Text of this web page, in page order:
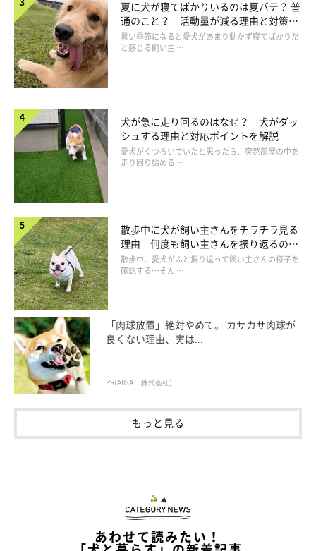
大きな音でパニックを起こし熱中症に
宅後に様子を見に行くと外の犬舎の中には暴れまわった痕跡があ
り、愛犬は体が熱いまま脱糞して倒れていました。（愛知／8
才・シベリアン・ハスキーの飼い主さん）
夏に犬が寝てばかりいるのは夏バテ？ 普
通のこと？ 活動量が減る理由と対策と
は
暑い季節になると愛犬があまり動かず寝てばかりだ
と感じる飼い主 …
犬が急に走り回るのはなぜ？ 犬がダッ
シュする理由と対応ポイントを解説
愛犬がくつろいでいたと思ったら、突然部屋の中を
走り回り始める …
散歩中に犬が飼い主さんをチラチラ見る
理由 何度も飼い主さんを振り返るのは
なぜ？
散歩中、愛犬がふと振り返って飼い主さんの様子を
確認する…そん …
「肉球放置」絶対やめて。 カサカサ肉球が
良くない理由、実は...
PR(AIGATE株式会社)
もっと見る
あわせて読みたい！